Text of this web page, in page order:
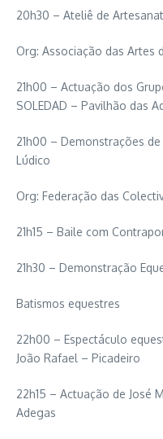
20h30 – Ateliê de
Org: Associação das Artes
21h00 – Actuação dos
SOLEDAD – Pavilhão das
21h00 – Demonstrações
Lúdico
Org: Federação das
21h15 – Baile com
21h30 – Demonstração
Batismos equestres
22h00 – Espectáculo
João Rafael – Picadeiro
22h15 – Actuação de José
Adegas